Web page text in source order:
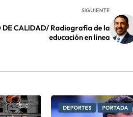
SIGUIENTE
DE CALIDAD/ Radiografía de la
educación en línea
DEPORTES PORTADA